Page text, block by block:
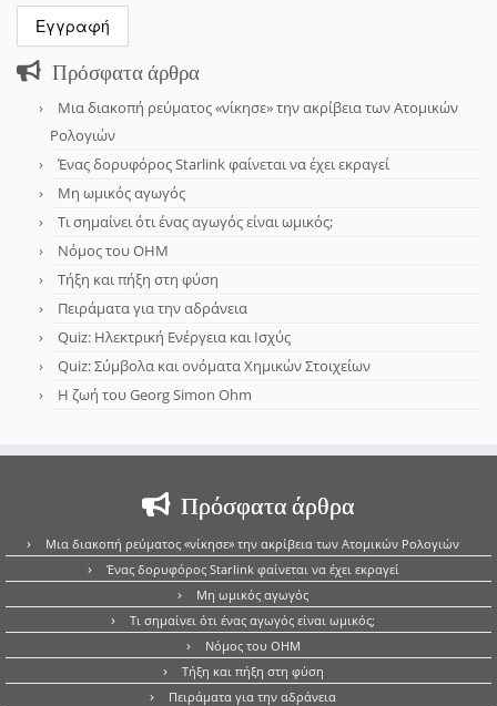
Πρόσφατα άρθρα
Μια διακοπή ρεύματος «νίκησε» την ακρίβεια των Ατομικών
Ρολογιών
Ένας δορυφόρος Starlink φαίνεται να έχει εκραγεί
Μη ωμικός αγωγός
Τι σημαίνει ότι ένας αγωγός είναι ωμικός;
Νόμος του OHM
Τήξη και πήξη στη φύση
Πειράματα για την αδράνεια
Quiz: Ηλεκτρική Ενέργεια και Ισχύς
Quiz: Σύμβολα και ονόματα Χημικών Στοιχείων
Η ζωή του Georg Simon Ohm
Πρόσφατα άρθρα
Μια διακοπή ρεύματος «νίκησε» την ακρίβεια των Ατομικών Ρολογιών
Ένας δορυφόρος Starlink φαίνεται να έχει εκραγεί
Μη ωμικός αγωγός
Τι σημαίνει ότι ένας αγωγός είναι ωμικός;
Νόμος του OHM
Τήξη και πήξη στη φύση
Πειράματα για την αδράνεια